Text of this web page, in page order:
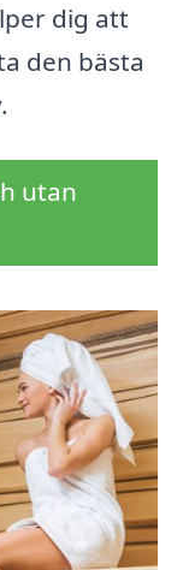
dig att
den bästa
utan